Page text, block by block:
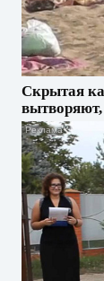
Скрытая
вытворяют,